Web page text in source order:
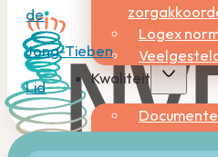
Logex
Kwaliteit
consultatie
de
Jong-Tieben
Lid